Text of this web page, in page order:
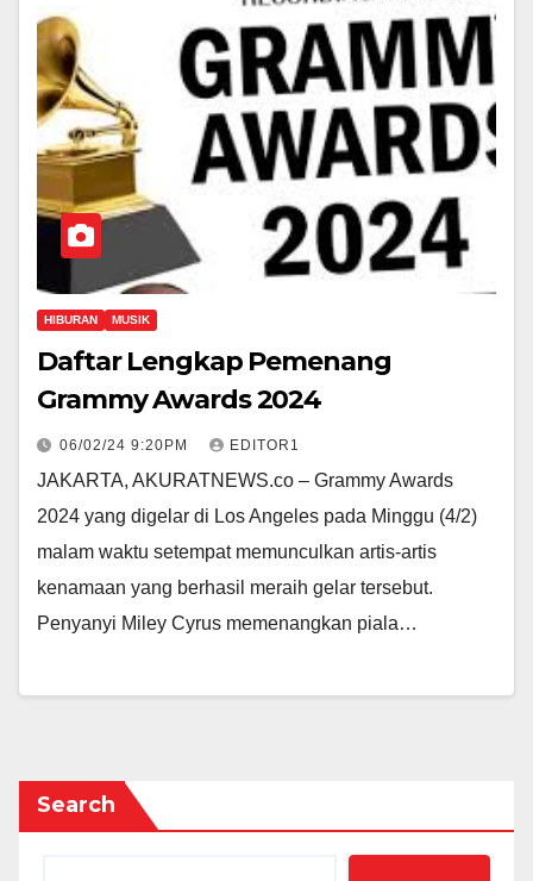
HIBURAN MUSIK
Daftar Lengkap Pemenang
Grammy Awards 2024
06/02/24 9:20PM EDITOR1
JAKARTA, AKURATNEWS.co – Grammy Awards
2024 yang digelar di Los Angeles pada Minggu (4/2)
malam waktu setempat memunculkan artis-artis
kenamaan yang berhasil meraih gelar tersebut.
Penyanyi Miley Cyrus memenangkan piala…
Search